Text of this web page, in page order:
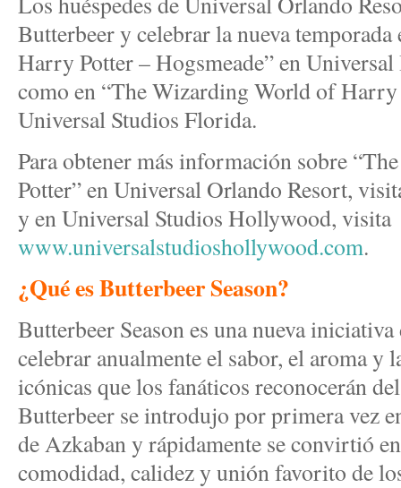
Butterbeer y celebrar la nueva
Harry Potter – Hogsmeade” en
como en “The Wizarding World of
Universal Studios Florida.
Para obtener más información sobre
Potter” en Universal Orlando Resort,
y en Universal Studios Hollywood, visita
www.universalstudioshollywood.com.
¿Qué es Butterbeer Season?
Butterbeer Season es una nueva
celebrar anualmente el sabor, el aroma y
icónicas que los fanáticos reconocerán
Butterbeer se introdujo por primera vez
de Azkaban y rápidamente se convirtió
comodidad, calidez y unión favorito de